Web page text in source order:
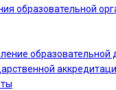
образовательной
образовательной